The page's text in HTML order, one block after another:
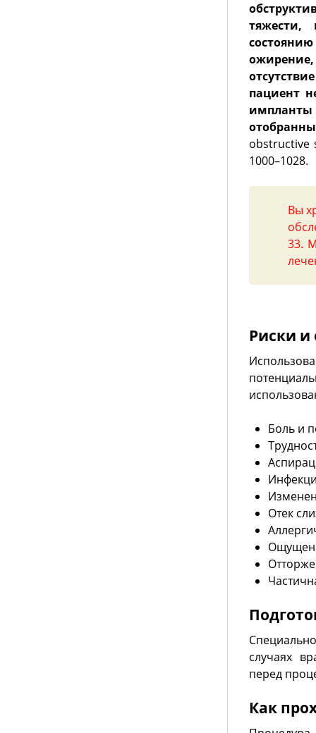
тяжести,
пациент
obstructive
1000–1028.
Вы
33.
Риски и
Боль и
Отек
случаях
перед
Как